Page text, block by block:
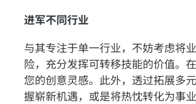
进军不同行业
与其专注于单一行业，不妨考虑将
险，充分发挥可转移技能的价值。
您的创意灵感。此外，透过拓展多
握崭新机遇，或是将热忱转化为事